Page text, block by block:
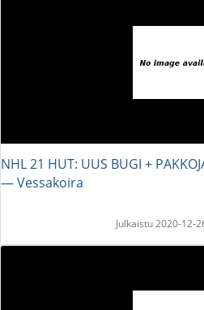
NHL 21 HUT: UUS BUGI +
― Vessakoira
Julkaistu 2020-12-